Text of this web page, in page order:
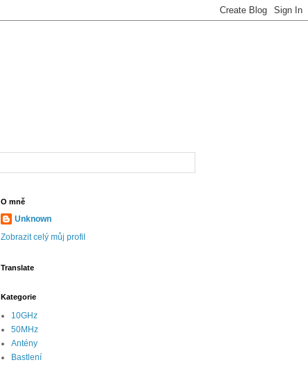
O mně
Unknown
Zobrazit celý můj profil
Translate
Kategorie
10GHz
50MHz
Antény
Bastlení